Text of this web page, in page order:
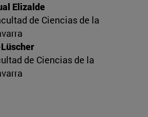
Elizalde
de Ciencias de la
de Ciencias de la